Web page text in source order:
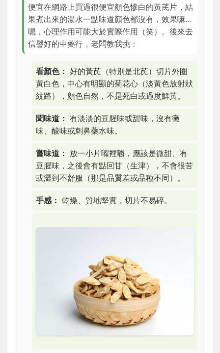
便宜在網路上買過很便宜顏色慘白的黃芪片，結
果煮出來的湯水一點味道顏色都沒有，效果嘛...
嗯，心理作用可能大於實際作用（笑）。後來去
信譽好的中藥行，老闆教我挑：
看顏色： 好的黃芪（特別是北芪）切片外圈
黃白色，中心有明顯的菊花心（淡黃色放射狀
紋路），顏色自然，不是死白或過度鮮黃。
聞味道： 有淡淡的豆腥味或甜味，沒有黴
味、酸味或刺鼻藥水味。
嘗味道： 放一小片嘴裡嚼，應該是微甜、有
豆腥味，之後會有點回甘（生津），不會很苦
或澀到不舒服（那是品質差或品種不同）。
手感： 乾燥、質地堅實，切片不易碎。